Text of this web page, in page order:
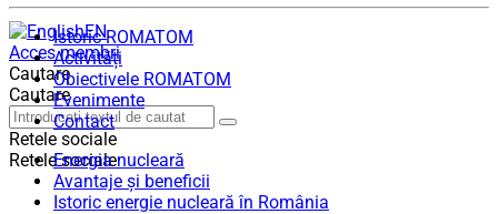
EN
Acces membri
Cautare
Cautare
Retele sociale
Retele sociale
Istoric ROMATOM
Activități
Obiectivele ROMATOM
Evenimente
Contact
Energia nucleară
Avantaje și beneficii
Istoric energie nucleară în România